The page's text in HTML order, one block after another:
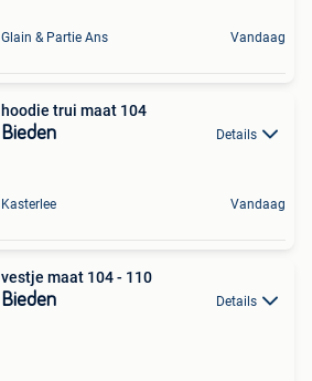
Glain & Partie Ans Vandaag
hoodie trui maat 104
Bieden Details
Kasterlee Vandaag
vestje maat 104 - 110
Bieden Details